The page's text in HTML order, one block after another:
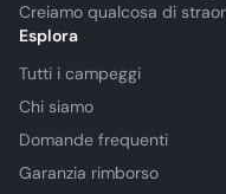
Creiamo qualcosa di
Esplora
Tutti i campeggi
Chi siamo
Domande frequenti
Garanzia rimborso